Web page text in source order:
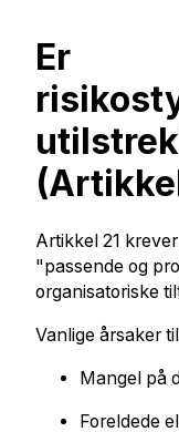
Er
Artikkel 21
"passende og
organisatoriske
Vanlige årsaker
Mangel på
Foreldede